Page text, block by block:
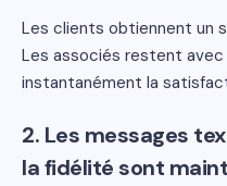
Les clients obtiennent un
Les associés restent
instantanément la
2. Les messages
la fidélité sont